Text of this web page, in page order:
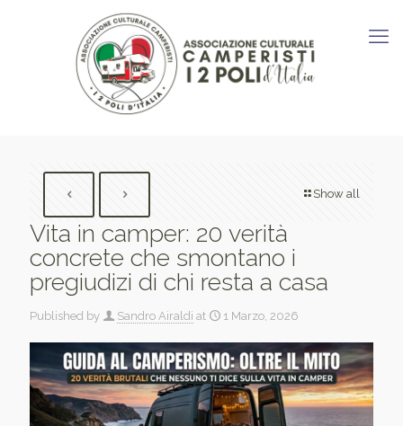
Show all
Vita in camper: 20 verità
concrete che smontano i
pregiudizi di chi resta a casa
Published by Sandro Airaldi at 1 Marzo, 2026